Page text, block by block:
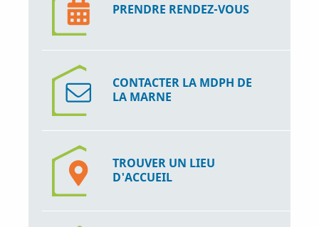
PRENDRE RENDEZ-VOUS
CONTACTER LA MDPH DE
LA MARNE
TROUVER UN LIEU
D'ACCUEIL